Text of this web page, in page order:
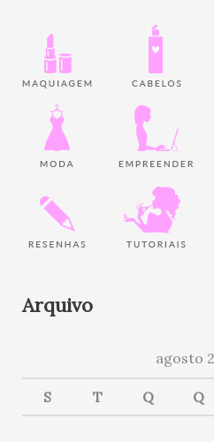
Arquivo
agosto
S T Q Q